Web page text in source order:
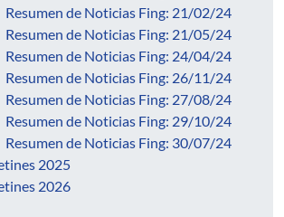
Resumen de Noticias Fing: 21/02/24
Resumen de Noticias Fing: 21/05/24
Resumen de Noticias Fing: 24/04/24
Resumen de Noticias Fing: 26/11/24
Resumen de Noticias Fing: 27/08/24
Resumen de Noticias Fing: 29/10/24
Resumen de Noticias Fing: 30/07/24
2025
2026